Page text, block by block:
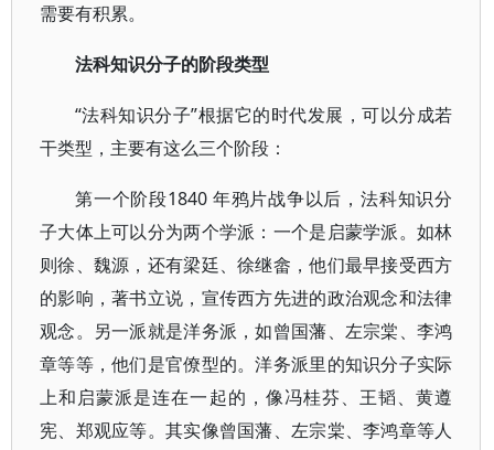
需要有积累。
法科知识分子的阶段类型
“法科知识分子”根据它的时代发展，可以分成若
干类型，主要有这么三个阶段：
第一个阶段1840 年鸦片战争以后，法科知识分
子大体上可以分为两个学派：一个是启蒙学派。如林
则徐、魏源，还有梁廷、徐继畲，他们最早接受西方
的影响，著书立说，宣传西方先进的政治观念和法律
观念。另一派就是洋务派，如曾国藩、左宗棠、李鸿
章等等，他们是官僚型的。洋务派里的知识分子实际
上和启蒙派是连在一起的，像冯桂芬、王韬、黄遵
宪、郑观应等。其实像曾国藩、左宗棠、李鸿章等人